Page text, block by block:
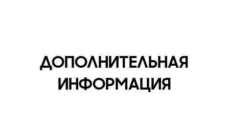
ДОПОЛНИТЕЛЬНАЯ
ИНФОРМАЦИЯ